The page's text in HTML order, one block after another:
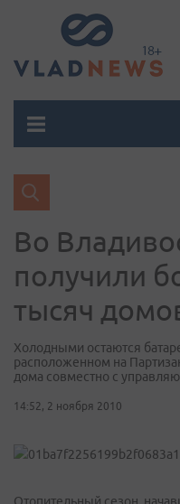
Во
получили
тысяч
Холодными остаются
расположенном на
дома совместно с
14:52, 2 ноября 2010